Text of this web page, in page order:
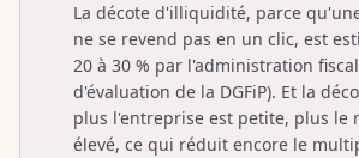
La décote d'illiquidité, parce
ne se revend pas en un clic, est
20 à 30 % par l'administration
d'évaluation de la DGFiP). Et la
plus l'entreprise est petite, plus le
élevé, ce qui réduit encore le